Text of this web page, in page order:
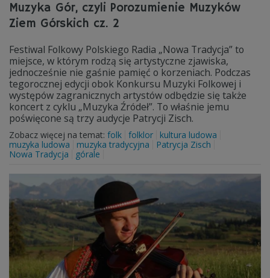
Muzyka Gór, czyli Porozumienie Muzyków
Ziem Górskich cz. 2
Festiwal Folkowy Polskiego Radia „Nowa Tradycja” to
miejsce, w którym rodzą się artystyczne zjawiska,
jednocześnie nie gaśnie pamięć o korzeniach. Podczas
tegorocznej edycji obok Konkursu Muzyki Folkowej i
występów zagranicznych artystów odbędzie się także
koncert z cyklu „Muzyka Źródeł”. To właśnie jemu
poświęcone są trzy audycje Patrycji Zisch.
Zobacz więcej na temat: folk folklor
kultura ludowa
muzyka ludowa
muzyka tradycyjna
Patrycja Zisch
Nowa Tradycja
górale